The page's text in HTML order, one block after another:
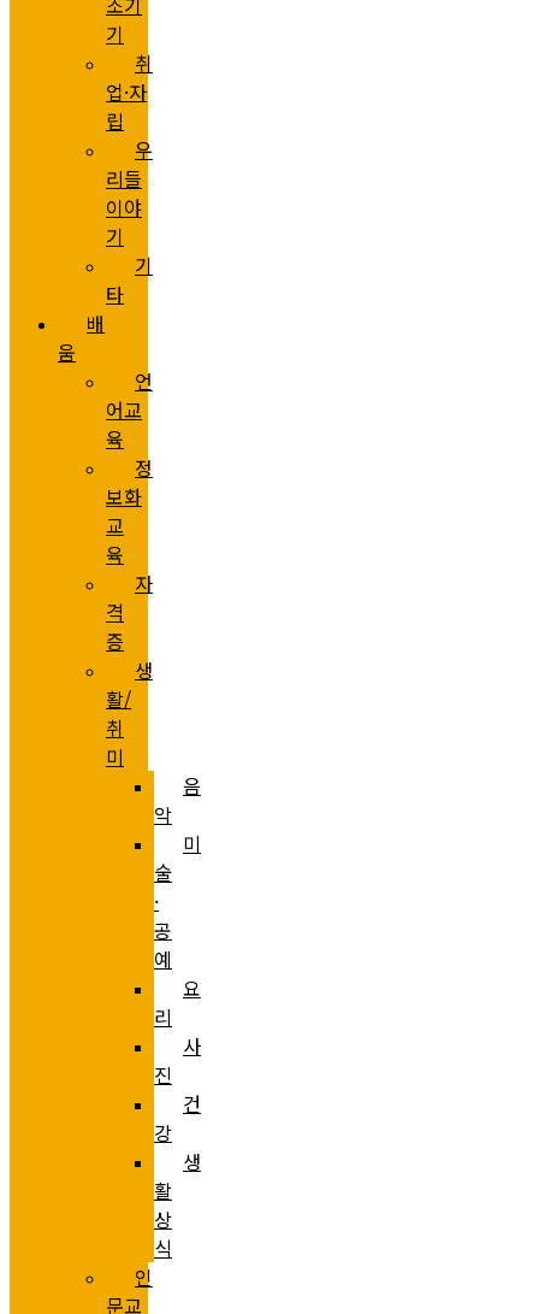
기
취
업·자
립
우
리들
이야
기
기
타
배
움
언
어교
육
정
보화
교
육
자
격
증
생
활/
취
미
음
악
미
술
·
공
예
요
리
사
진
건
강
생
활
상
식
인
문교